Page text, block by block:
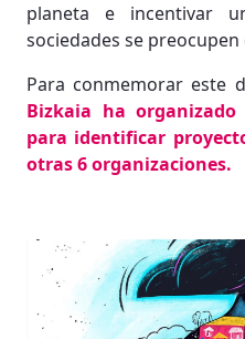
planeta e incentivar
sociedades se preocupen
Para conmemorar este
Bizkaia ha
para identificar
otras 6 organizaciones.